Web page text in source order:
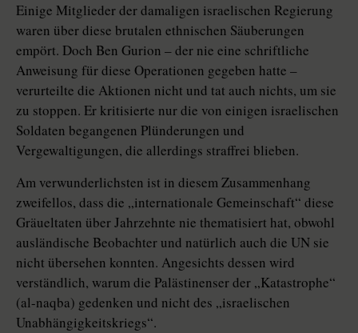
Einige Mitglieder der damaligen israelischen Regierung
waren über diese brutalen ethnischen Säuberungen
empört. Doch Ben Gurion – der nie eine schriftliche
Anweisung für diese Operationen gegeben hatte –
verurteilte die Aktionen nicht und tat auch nichts, um sie
zu stoppen. Er kritisierte nur die von einigen israelischen
Soldaten begangenen Plünderungen und
Vergewaltigungen, die allerdings straffrei blieben.
Am verwunderlichsten ist in diesem Zusammenhang
zweifellos, dass die „internationale Gemeinschaft“ diese
Gräueltaten über Jahrzehnte nie thematisiert hat, obwohl
ausländische Beobachter und natürlich auch die UN sie
nicht übersehen konnten. Angesichts dessen wird
verständlich, warum die Palästinenser der „Katastrophe“
(al-naqba) gedenken und nicht des „israelischen
Unabhängigkeitskriegs“.